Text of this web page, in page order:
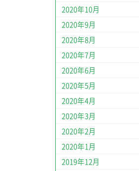
2020年10月
2020年9月
2020年8月
2020年7月
2020年6月
2020年5月
2020年4月
2020年3月
2020年2月
2020年1月
2019年12月